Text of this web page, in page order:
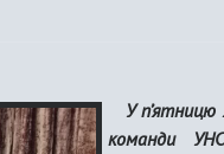
У п’ятницю
команди